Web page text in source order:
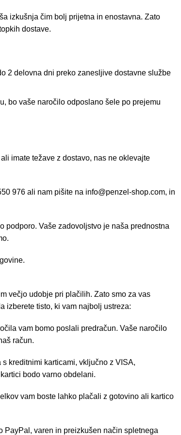
izkušnja čim bolj prijetna in enostavna. Zato
dostave.
2 delovna dni preko zanesljive dostavne službe
bo vaše naročilo odposlano šele po prejemu
imate težave z dostavo, nas ne oklevajte
976 ali nam pišite na info@penzel-shop.com, in
podporo. Vaše zadovoljstvo je naša prednostna
večjo udobje pri plačilih. Zato smo za vas
izberete tisto, ki vam najbolj ustreza:
vam bomo poslali predračun. Vaše naročilo
račun.
kreditnimi karticami, vključno z VISA,
bodo varno obdelani.
vam boste lahko plačali z gotovino ali kartico
PayPal, varen in preizkušen način spletnega